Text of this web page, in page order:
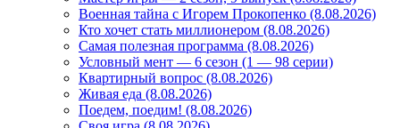
Военная тайна с Игорем Прокопенко (8.08.2026)
Кто хочет стать миллионером (8.08.2026)
Самая полезная программа (8.08.2026)
Условный мент — 6 сезон (1 — 98 серии)
Квартирный вопрос (8.08.2026)
Живая еда (8.08.2026)
Поедем, поедим! (8.08.2026)